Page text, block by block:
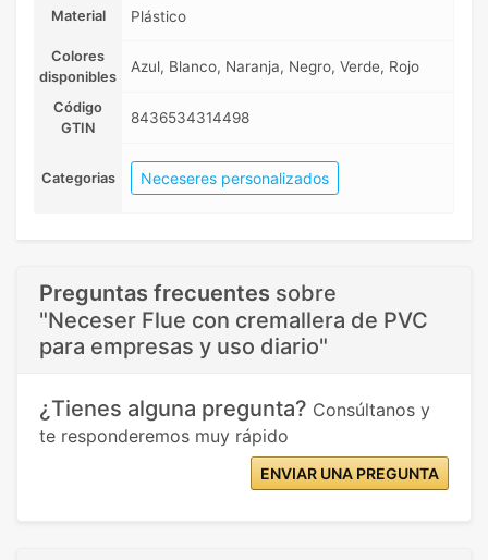
Material Plástico
Colores
disponibles
Azul, Blanco, Naranja, Negro, Verde, Rojo
Código
GTIN
8436534314498
Categorias Neceseres personalizados
Preguntas frecuentes sobre
"Neceser Flue con cremallera de PVC
para empresas y uso diario"
¿Tienes alguna pregunta? Consúltanos y
te responderemos muy rápido
ENVIAR UNA PREGUNTA